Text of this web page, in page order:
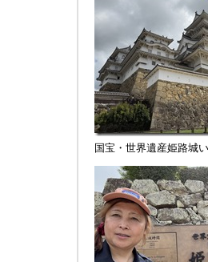
国宝・世界遺産姫路城